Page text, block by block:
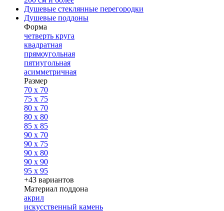
Душевые стеклянные перегородки
Душевые поддоны
Форма
четверть круга
квадратная
прямоугольная
пятиугольная
асимметричная
Размер
70 x 70
75 x 75
80 x 70
80 x 80
85 x 85
90 x 70
90 x 75
90 x 80
90 x 90
95 x 95
+43 вариантов
Материал поддона
акрил
искусственный камень